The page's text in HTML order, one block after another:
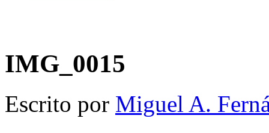
IMG_0015
Escrito por Miguel A.